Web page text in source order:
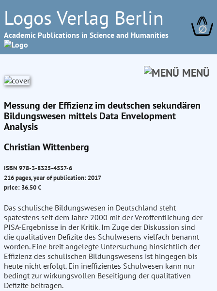
Logos Verlag Berlin
Academic Publications in Science and Humanities ∅
MENÜ
Messung der Effizienz im deutschen sekundären
Bildungswesen mittels Data Envelopment
Analysis
Christian Wittenberg
ISBN 978-3-8325-4537-6
216 pages, year of publication: 2017
price: 36.50 €
Das schulische Bildungswesen in Deutschland steht
spätestens seit dem Jahre 2000 mit der Veröffentlichung der
PISA-Ergebnisse in der Kritik. Im Zuge der Diskussion sind
die qualitativen Defizite des Schulwesens vielfach benannt
worden. Eine breit angelegte Untersuchung hinsichtlich der
Effizienz des schulischen Bildungswesens ist hingegen bis
heute nicht erfolgt. Ein ineffizientes Schulwesen kann nur
bedingt zur wirkungsvollen Beseitigung der qualitativen
Defizite beitragen.